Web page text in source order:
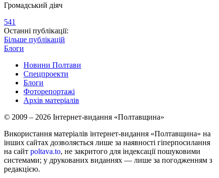
Громадський діяч
541
Останні публікації:
Більше публікацій
Блоги
Новини Полтави
Спецпроекти
Блоги
Фоторепортажі
Архів матеріалів
© 2009 – 2026 Інтернет-видання «Полтавщина»
Використання матеріалів інтернет-видання «Полтавщина» на
інших сайтах дозволяється лише за наявності гіперпосилання
на сайт poltava.to, не закритого для індексації пошуковими
системами; у друкованих виданнях — лише за погодженням з
редакцією.